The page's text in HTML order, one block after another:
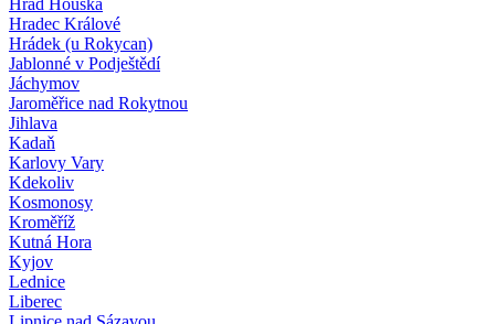
Hrad Houska
Hradec Králové
Hrádek (u Rokycan)
Jablonné v Podještědí
Jáchymov
Jaroměřice nad Rokytnou
Jihlava
Kadaň
Karlovy Vary
Kdekoliv
Kosmonosy
Kroměříž
Kutná Hora
Kyjov
Lednice
Liberec